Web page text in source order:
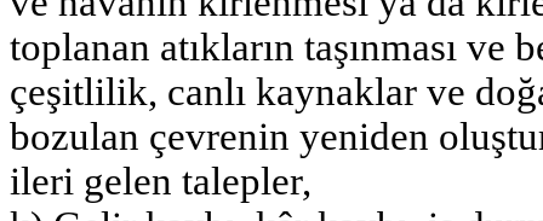
toplanan atıkların taşınması
çeşitlilik, canlı kaynaklar ve
bozulan çevrenin yeniden
ileri gelen talepler,